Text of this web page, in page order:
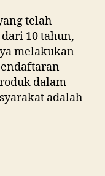
telah
10 tahun,
melakukan
dalam
adalah